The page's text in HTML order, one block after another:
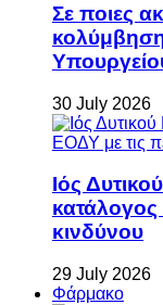
Σε ποιες
30 July 2026
Ιός
κινδύνου
29 July 2026
Φάρμακο